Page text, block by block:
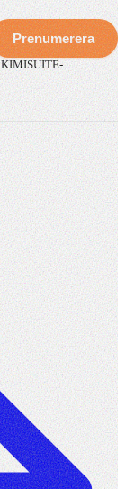
Prenumerera
KIMISUITE-